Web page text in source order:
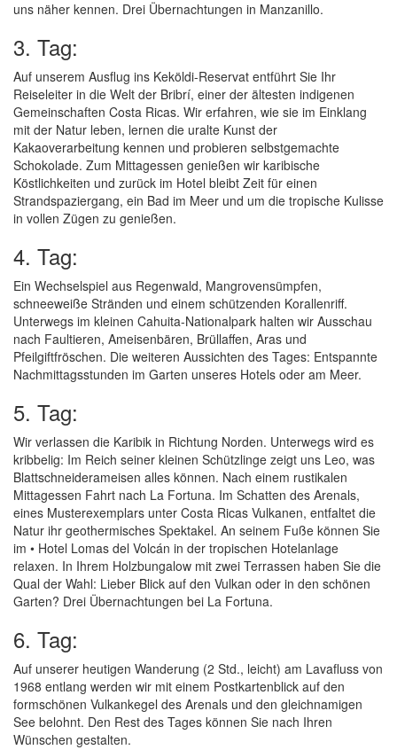
uns näher kennen. Drei Übernachtungen in Manzanillo.
3. Tag:
Auf unserem Ausflug ins Keköldi-Reservat entführt Sie Ihr
Reiseleiter in die Welt der Bribrí, einer der ältesten indigenen
Gemeinschaften Costa Ricas. Wir erfahren, wie sie im Einklang
mit der Natur leben, lernen die uralte Kunst der
Kakaoverarbeitung kennen und probieren selbstgemachte
Schokolade. Zum Mittagessen genießen wir karibische
Köstlichkeiten und zurück im Hotel bleibt Zeit für einen
Strandspaziergang, ein Bad im Meer und um die tropische Kulisse
in vollen Zügen zu genießen.
4. Tag:
Ein Wechselspiel aus Regenwald, Mangrovensümpfen,
schneeweiße Stränden und einem schützenden Korallenriff.
Unterwegs im kleinen Cahuita-Nationalpark halten wir Ausschau
nach Faultieren, Ameisenbären, Brüllaffen, Aras und
Pfeilgiftfröschen. Die weiteren Aussichten des Tages: Entspannte
Nachmittagsstunden im Garten unseres Hotels oder am Meer.
5. Tag:
Wir verlassen die Karibik in Richtung Norden. Unterwegs wird es
kribbelig: Im Reich seiner kleinen Schützlinge zeigt uns Leo, was
Blattschneiderameisen alles können. Nach einem rustikalen
Mittagessen Fahrt nach La Fortuna. Im Schatten des Arenals,
eines Musterexemplars unter Costa Ricas Vulkanen, entfaltet die
Natur ihr geothermisches Spektakel. An seinem Fuße können Sie
im • Hotel Lomas del Volcán in der tropischen Hotelanlage
relaxen. In Ihrem Holzbungalow mit zwei Terrassen haben Sie die
Qual der Wahl: Lieber Blick auf den Vulkan oder in den schönen
Garten? Drei Übernachtungen bei La Fortuna.
6. Tag:
Auf unserer heutigen Wanderung (2 Std., leicht) am Lavafluss von
1968 entlang werden wir mit einem Postkartenblick auf den
formschönen Vulkankegel des Arenals und den gleichnamigen
See belohnt. Den Rest des Tages können Sie nach Ihren
Wünschen gestalten.